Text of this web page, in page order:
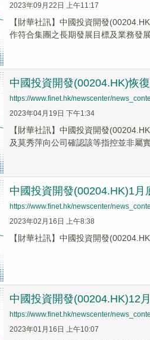
2023年09月22日 上午11:17
【財華社訊】中國投資開發
作符合集團之長期發展目標及業務發展
中國投資開發(00204.HK)恢
https://www.finet.hk/newscenter/
2023年04月19日 下午1:34
【財華社訊】中國投資開發
及莫秀萍向公司確認該等指控並非屬
中國投資開發(00204.HK)1
https://www.finet.hk/newscenter/
2023年02月16日 上午8:38
【財華社訊】中國投資開發
中國投資開發(00204.HK)12
https://www.finet.hk/newscenter/
2023年01月16日 上午10:07